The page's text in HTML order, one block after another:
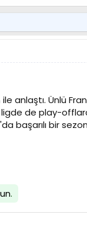
Ünlü
ligde de play-
başarılı bir
.